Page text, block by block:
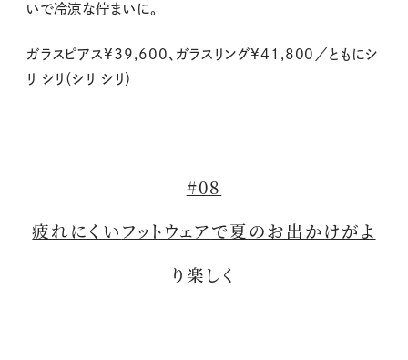
いで冷涼な佇まいに。
ガラスピアス¥39,600、ガラスリング¥41,800／ともにシ
リ シリ（シリ シリ）
#08
疲れにくいフットウェアで夏のお出かけがよ
り楽しく